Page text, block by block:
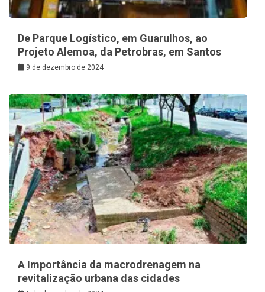
De Parque Logístico, em Guarulhos, ao
Projeto Alemoa, da Petrobras, em Santos
9 de dezembro de 2024
A Importância da macrodrenagem na
revitalização urbana das cidades